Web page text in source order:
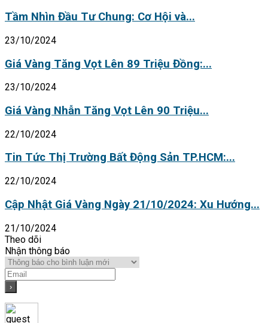
Tầm Nhìn Đầu Tư Chung: Cơ Hội và...
23/10/2024
Giá Vàng Tăng Vọt Lên 89 Triệu Đồng:...
23/10/2024
Giá Vàng Nhẫn Tăng Vọt Lên 90 Triệu...
22/10/2024
Tin Tức Thị Trường Bất Động Sản TP.HCM:...
22/10/2024
Cập Nhật Giá Vàng Ngày 21/10/2024: Xu Hướng...
21/10/2024
Theo dõi
Nhận thông báo